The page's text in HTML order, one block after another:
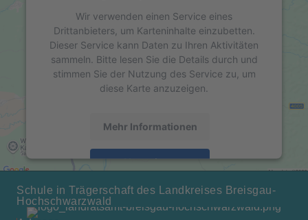
Wir verwenden einen Service eines
Drittanbieters, um Karteninhalte einzubetten.
Dieser Service kann Daten zu Ihren Aktivitäten
sammeln. Bitte lesen Sie die Details durch und
stimmen Sie der Nutzung des Service zu, um
diese Karte anzuzeigen.
Mehr Informationen
Akzeptieren
powered byUsercentrics Consent Management
Platform
Schule in Trägerschaft des Landkreises Breisgau-
Hochschwarzwald